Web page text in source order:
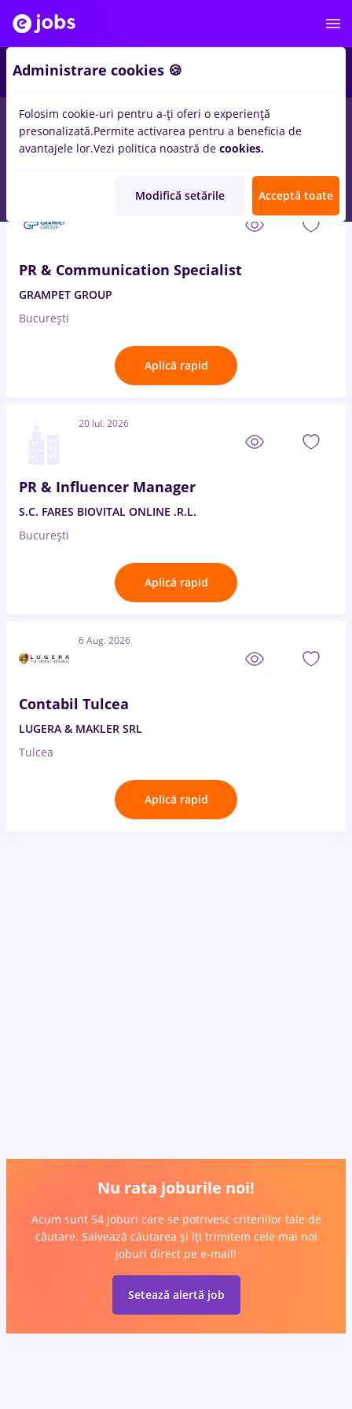
Salarii Remote (de acasă) București Cluj-
PR & Communication Specialist
GRAMPET GROUP
București
Aplică rapid
20 Iul. 2026
PR & Influencer Manager
S.C. FARES BIOVITAL ONLINE .R.L.
București
Aplică rapid
6 Aug. 2026
Contabil Tulcea
LUGERA & MAKLER SRL
Tulcea
Aplică rapid
Nu rata joburile noi!
Acum sunt 54 joburi care se potrivesc criteriilor tale de
căutare. Salvează căutarea și îți trimitem cele mai noi
joburi direct pe e-mail!
Setează alertă job
Administrare cookies 🍪
Folosim cookie-uri pentru a-ți oferi o experiență
presonalizată.Permite activarea pentru a beneficia de
avantajele lor.Vezi politica noastră de cookies.
Modifică setările Acceptă toate